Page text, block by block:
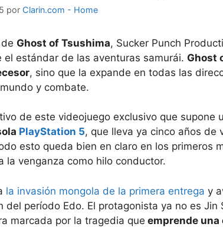
por Clarin.com - Home
Ghost of Tsushima, Sucker Punch
el estándar de las aventuras samurái. Ghost
, sino que la expande en todas las
y combate.
de este videojuego exclusivo que supone
PlayStation 5, que lleva ya cinco años de
esto queda bien en claro en los primeros
la venganza como hilo conductor.
la invasión mongola de la primera entrega y
del período Edo. El protagonista ya no es Jin
marcada por la tragedia que emprende